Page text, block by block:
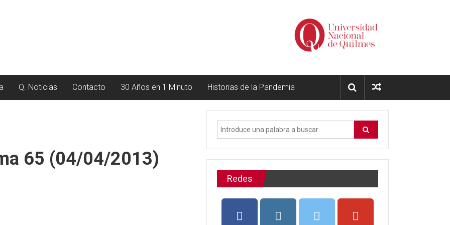
Q. Noticias Contacto 30 Años en 1 Minuto Historias de la Pandemia
65 (04/04/2013)
Redes